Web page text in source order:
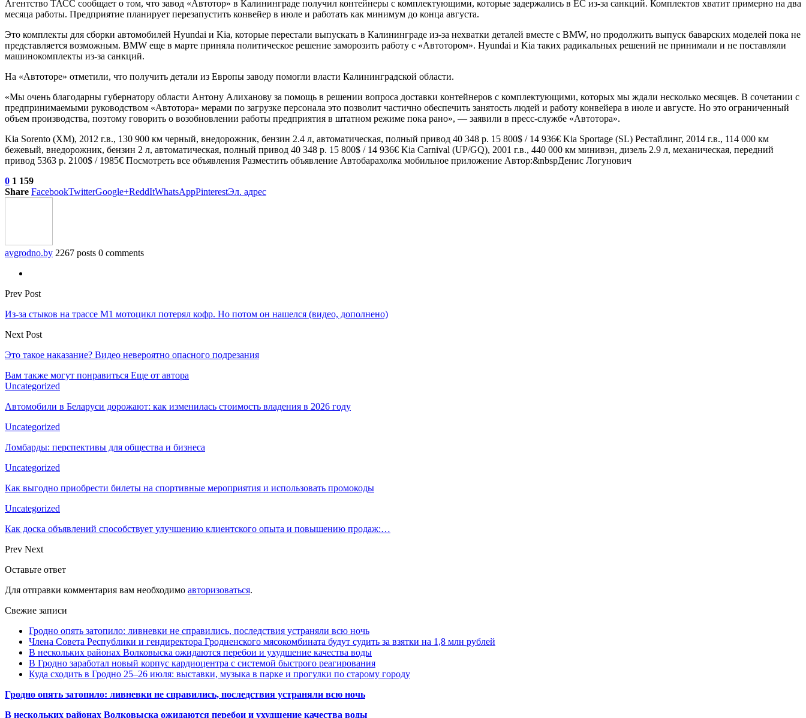
Агентство ТАСС сообщает о том, что завод «Автотор» в Калининграде получил контейнеры с комплектующими, которые задержались в ЕС из-за санкций. Комплектов хватит примерно на два
месяца работы. Предприятие планирует перезапустить конвейер в июле и работать как минимум до конца августа.
Это комплекты для сборки автомобилей Hyundai и Kia, которые перестали выпускать в Калининграде из-за нехватки деталей вместе с BMW, но продолжить выпуск баварских моделей пока не
представляется возможным. BMW еще в марте приняла политическое решение заморозить работу с «Автотором». Hyundai и Kia таких радикальных решений не принимали и не поставляли
машинокомплекты из-за санкций.
На «Автоторе» отметили, что получить детали из Европы заводу помогли власти Калининградской области.
«Мы очень благодарны губернатору области Антону Алиханову за помощь в решении вопроса доставки контейнеров с комплектующими, которых мы ждали несколько месяцев. В сочетании с
предпринимаемыми руководством «Автотора» мерами по загрузке персонала это позволит частично обеспечить занятость людей и работу конвейера в июле и августе. Но это ограниченный
объем производства, поэтому говорить о возобновлении работы предприятия в штатном режиме пока рано», — заявили в пресс-службе «Автотора».
Kia Sorento (XM), 2012 г.в., 130 900 км черный, внедорожник, бензин 2.4 л, автоматическая, полный привод 40 348 р. 15 800$ / 14 936€ Kia Sportage (SL) Рестайлинг, 2014 г.в., 114 000 км
бежевый, внедорожник, бензин 2 л, автоматическая, полный привод 40 348 р. 15 800$ / 14 936€ Kia Carnival (UP/GQ), 2001 г.в., 440 000 км минивэн, дизель 2.9 л, механическая, передний
привод 5363 р. 2100$ / 1985€ Посмотреть все объявления Разместить объявление Автобарахолка мобильное приложение Автор:&nbspДенис Логунович
0 1 159
Share FacebookTwitterGoogle+ReddItWhatsAppPinterestЭл. адрес
avgrodno.by 2267 posts 0 comments
Prev Post
Из-за стыков на трассе M1 мотоцикл потерял кофр. Но потом он нашелся (видео, дополнено)
Next Post
Это такое наказание? Видео невероятно опасного подрезания
Вам также могут понравиться Еще от автора
Uncategorized
Автомобили в Беларуси дорожают: как изменилась стоимость владения в 2026 году
Uncategorized
Ломбарды: перспективы для общества и бизнеса
Uncategorized
Как выгодно приобрести билеты на спортивные мероприятия и использовать промокоды
Uncategorized
Как доска объявлений способствует улучшению клиентского опыта и повышению продаж:…
Prev Next
Оставьте ответ
Для отправки комментария вам необходимо авторизоваться.
Свежие записи
Гродно опять затопило: ливневки не справились, последствия устраняли всю ночь
Члена Совета Республики и гендиректора Гродненского мясокомбината будут судить за взятки на 1,8 млн рублей
В нескольких районах Волковыска ожидаются перебои и ухудшение качества воды
В Гродно заработал новый корпус кардиоцентра с системой быстрого реагирования
Куда сходить в Гродно 25–26 июля: выставки, музыка в парке и прогулки по старому городу
Гродно опять затопило: ливневки не справились, последствия устраняли всю ночь
В нескольких районах Волковыска ожидаются перебои и ухудшение качества воды